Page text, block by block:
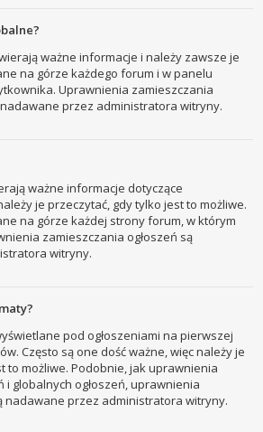
ważne informacje i należy zawsze je
na górze każdego forum i w panelu
Uprawnienia zamieszczania
przez administratora witryny.
ważne informacje dotyczące
je przeczytać, gdy tylko jest to możliwe.
na górze każdej strony forum, w którym
zamieszczania ogłoszeń są
witryny.
pod ogłoszeniami na pierwszej
Często są one dość ważne, więc należy je
to możliwe. Podobnie, jak uprawnienia
i globalnych ogłoszeń, uprawnienia
nadawane przez administratora witryny.